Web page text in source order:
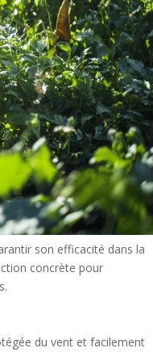
son efficacité dans la
concrète pour
du vent et facilement